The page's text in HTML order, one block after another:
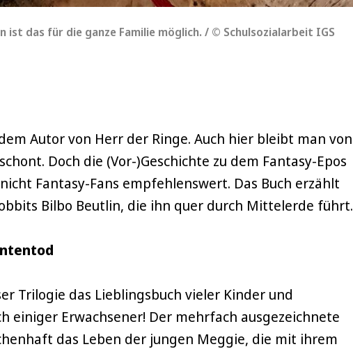
ist das für die ganze Familie möglich. / © Schulsozialarbeit IGS
Autor von Herr der Ringe. Auch hier bleibt man von
Doch die (Vor-)Geschichte zu dem Fantasy-Epos
Fantasy-Fans empfehlenswert. Das Buch erzählt
Bilbo Beutlin, die ihn quer durch Mittelerde führt.
Trilogie das Lieblingsbuch vieler Kinder und
einiger Erwachsener! Der mehrfach ausgezeichnete
das Leben der jungen Meggie, die mit ihrem